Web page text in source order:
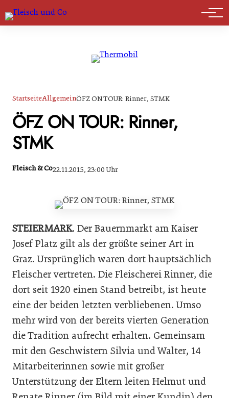
Marktführer
StartseiteAllgemeinÖFZ ON TOUR: Rinner, STMK
ÖFZ ON TOUR: Rinner,
STMK
Fleisch & Co22.11.2015, 23:00 Uhr
STEIERMARK. Der Bauernmarkt am Kaiser
Josef Platz gilt als der größte seiner Art in
Graz. Ursprünglich waren dort hauptsächlich
Fleischer vertreten. Die Fleischerei Rinner, die
dort seit 1920 einen Stand betreibt, ist heute
eine der beiden letzten verbliebenen. Umso
mehr wird von der bereits vierten Generation
die Tradition aufrecht erhalten. Gemeinsam
mit den Geschwistern Silvia und Walter, 14
Mitarbeiterinnen sowie mit großer
Unterstützung der Eltern leiten Helmut und